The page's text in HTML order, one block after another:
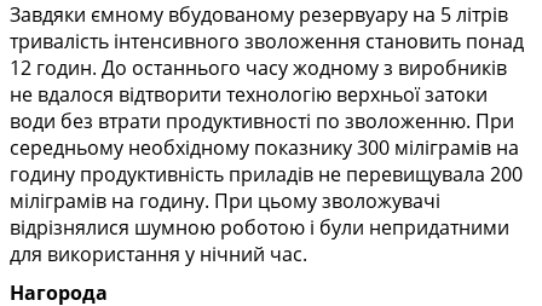
Завдяки ємному вбудованому резервуару на 5 літрів
тривалість інтенсивного зволоження становить понад
12 годин. До останнього часу жодному з виробників
не вдалося відтворити технологію верхньої затоки
води без втрати продуктивності по зволоженню. При
середньому необхідному показнику 300 міліграмів на
годину продуктивність приладів не перевищувала 200
міліграмів на годину. При цьому зволожувачі
відрізнялися шумною роботою і були непридатними
для використання у нічний час.
Нагорода